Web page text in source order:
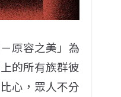
原容之美」為
的所有族群彼
心，眾人不分